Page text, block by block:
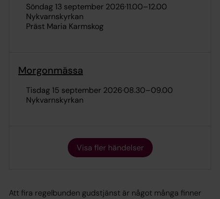
söndag 13 september 2026·11.00–12.00
Nykvarnskyrkan
Präst Maria Karmskog
Morgonmässa
tisdag 15 september 2026·08.30–09.00
Nykvarnskyrkan
Visa fler händelser
Att fira regelbunden gudstjänst är något många finner